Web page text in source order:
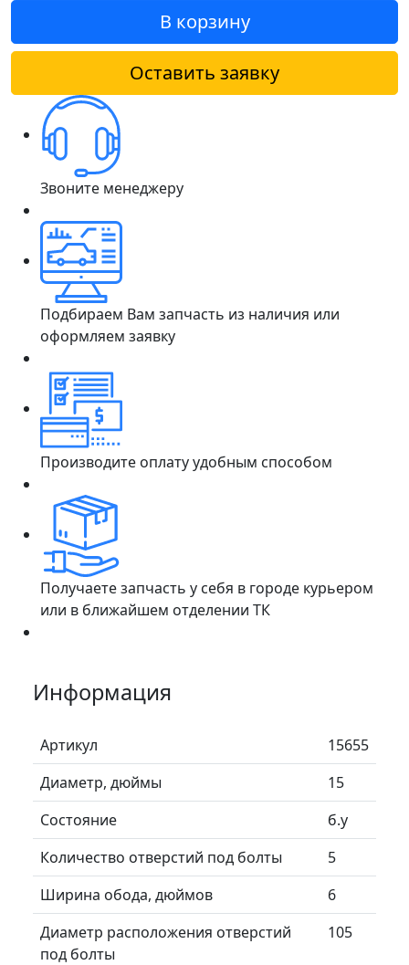
В корзину
Оставить заявку
Звоните менеджеру
Подбираем Вам запчасть из наличия или
оформляем заявку
Производите оплату удобным способом
Получаете запчасть у себя в городе курьером
или в ближайшем отделении ТК
Информация
Артикул
15655
Диаметр, дюймы
15
Состояние
б.у
Количество отверстий под болты
5
Ширина обода, дюймов
6
Диаметр расположения отверстий
под болты
105